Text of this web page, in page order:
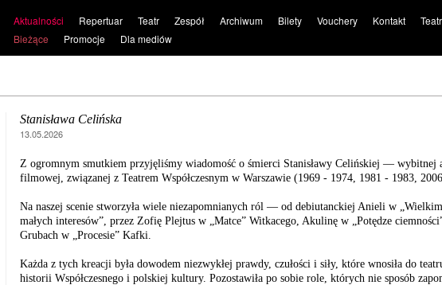
Aktualności
Bieżące
Promocje Dla mediów
Repertuar Teatr Zespół Archiwum Bilety Vouchery Kontakt
Stanisława Celińska
13.05.2026
Z ogromnym smutkiem przyjęliśmy wiadomość o śmierci Stanisławy Celińskiej — wybitnej
filmowej, związanej z Teatrem Współczesnym w Warszawie (1969 - 1974, 1981 - 1983,
Na naszej scenie stworzyła wiele niezapomnianych ról — od debiutanckiej Anieli w
małych interesów”, przez Zofię Plejtus w „Matce” Witkacego, Akulinę w „Potędze
Grubach w „Procesie” Kafki.
Każda z tych kreacji była dowodem niezwykłej prawdy, czułości i siły, które wnosiła do
historii Współczesnego i polskiej kultury. Pozostawiła po sobie role, których nie sposób